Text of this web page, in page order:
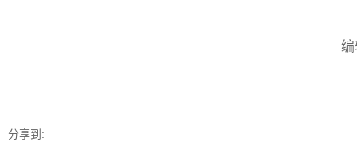
分享到: